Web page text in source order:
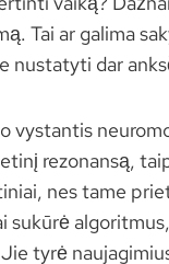
Tai ar galima
nustatyti dar
vystantis
rezonansą,
nes tame
tyrė